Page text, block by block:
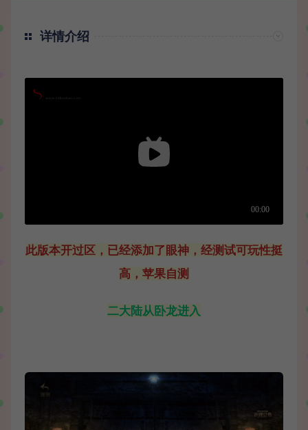
详情介绍
此版本开过区，已经添加了眼神，经测试可玩性挺
高，苹果自测
二大陆从卧龙进入